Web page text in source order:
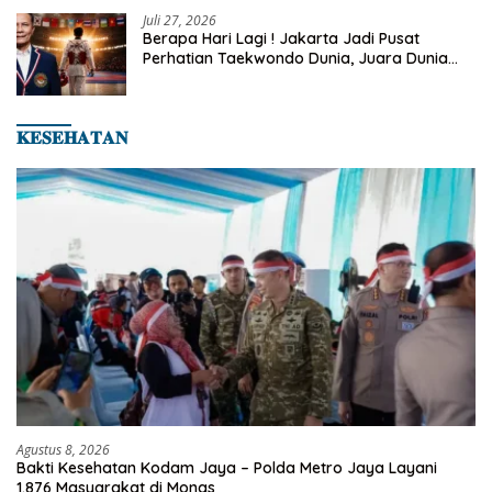
Juli 27, 2026
Berapa Hari Lagi ! Jakarta Jadi Pusat
Perhatian Taekwondo Dunia, Juara Dunia
𝐊𝐄𝐒𝐄𝐇𝐀𝐓𝐀𝐍
Agustus 8, 2026
Bakti Kesehatan Kodam Jaya – Polda Metro Jaya Layani